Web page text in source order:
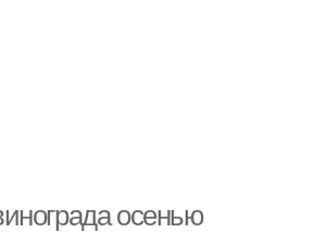
осенью